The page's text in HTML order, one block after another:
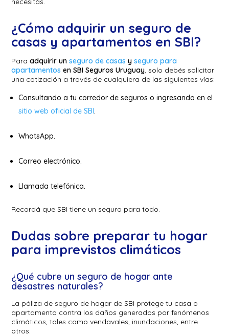
¿Cómo adquirir un seguro de
casas y apartamentos en SBI?
Paraadquirir unseguro de casas yseguro para
apartamentos en SBI Seguros Uruguay , solo debés solicitar
una cotización a través de cualquiera de las siguientes vías:
Consultando a tu corredor de seguros o ingresando en el
sitio web oficial de SBI
WhatsApp.
Correo electrónico.
Llamada telefónica.
Recordá que SBI tiene un seguro para todo.
Dudas sobre preparar tu hogar
para imprevistos climáticos
¿Qué cubre un seguro de hogar ante
desastres naturales?
La póliza de seguro de hogar de SBI protege tu casa o
apartamento contra los daños generados por fenómenos
climáticos, tales como vendavales, inundaciones, entre
otros.